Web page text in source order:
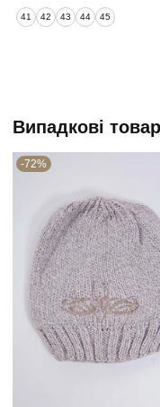
41 42 43 44 45
Випадкові
-72%